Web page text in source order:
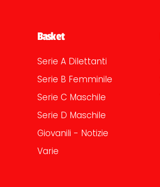
Basket
Serie A Dilettanti
Serie B Femminile
Serie C Maschile
Serie D Maschile
Giovanili - Notizie
Varie